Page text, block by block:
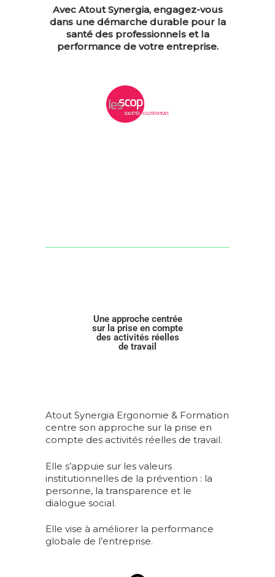
Avec Atout Synergia, engagez-vous
dans une démarche durable pour la
santé des professionnels et la
performance de votre entreprise.
Une approche centrée
sur la prise en compte
des activités réelles
de travail
Atout Synergia Ergonomie & Formation
centre son approche sur la prise en
compte des activités réelles de travail.
Elle s’appuie sur les valeurs
institutionnelles de la prévention : la
personne, la transparence et le
dialogue social.
Elle vise à améliorer la performance
globale de l’entreprise.